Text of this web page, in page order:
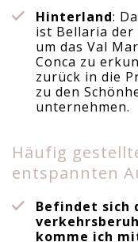
Hinterland:
ist Bellaria
um das Val
Conca zu
zurück in die
zu den
unternehmen.
Häufig
entspannten
Befindet sich
komme ich